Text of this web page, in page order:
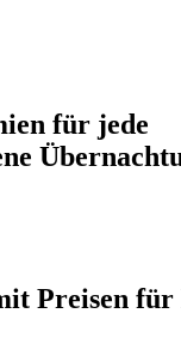
für jede
Preisen